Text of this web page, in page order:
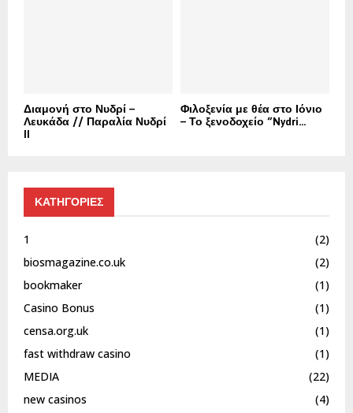
Διαμονή στο Νυδρί –
Λευκάδα // Παραλία Νυδρί
II
Φιλοξενία με θέα στο Ιόνιο
– Το ξενοδοχείο “Nydri...
ΚΑΤΗΓΟΡΙΕΣ
1
(2)
biosmagazine.co.uk
(2)
bookmaker
(1)
Casino Bonus
(1)
censa.org.uk
(1)
fast withdraw casino
(1)
MEDIA
(22)
new casinos
(4)